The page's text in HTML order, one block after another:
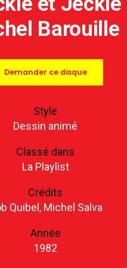
Barouille
Demander ce disque
Style
Dessin animé
Classé dans
La Playlist
Crédits
Quibel, Michel Salva
Année
1982